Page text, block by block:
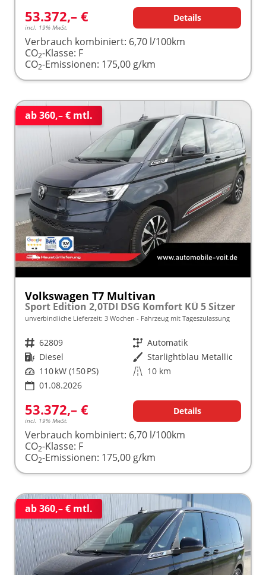
53.372,– €
incl. 19% MwSt.
Details
Verbrauch kombiniert: 6,70 l/100km
CO2-Klasse: F
CO2-Emissionen: 175,00 g/km
ab 360,– € mtl.
Volkswagen T7 Multivan
Sport Edition 2,0TDI DSG Komfort KÜ 5 Sitzer
unverbindliche Lieferzeit: 3 Wochen Fahrzeug mit Tageszulassung
Fahrzeugnr. 62809 Getriebe Automatik
Kraftstoff Diesel Außenfarbe Starlightblau Metallic
Leistung 110 kW (150 PS) Kilometerstand 10 km
01.08.2026
53.372,– €
incl. 19% MwSt.
Details
Verbrauch kombiniert: 6,70 l/100km
CO2-Klasse: F
CO2-Emissionen: 175,00 g/km
ab 360,– € mtl.